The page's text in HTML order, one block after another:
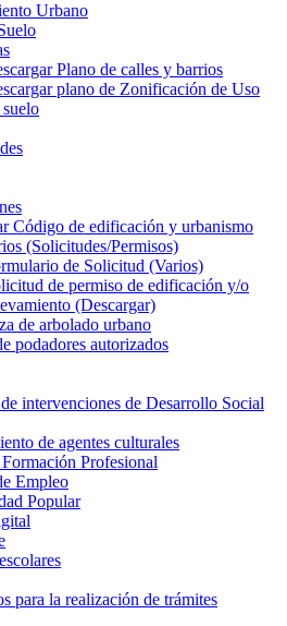
Urbano
Plano de calles y barrios
plano de Zonificación de Uso
suelo
Código de edificación y urbanismo
(Solicitudes/Permisos)
de Solicitud (Varios)
de permiso de edificación y/o
(Descargar)
de arbolado urbano
podadores autorizados
intervenciones de Desarrollo Social
de agentes culturales
Profesional
Empleo
Popular
para la realización de trámites